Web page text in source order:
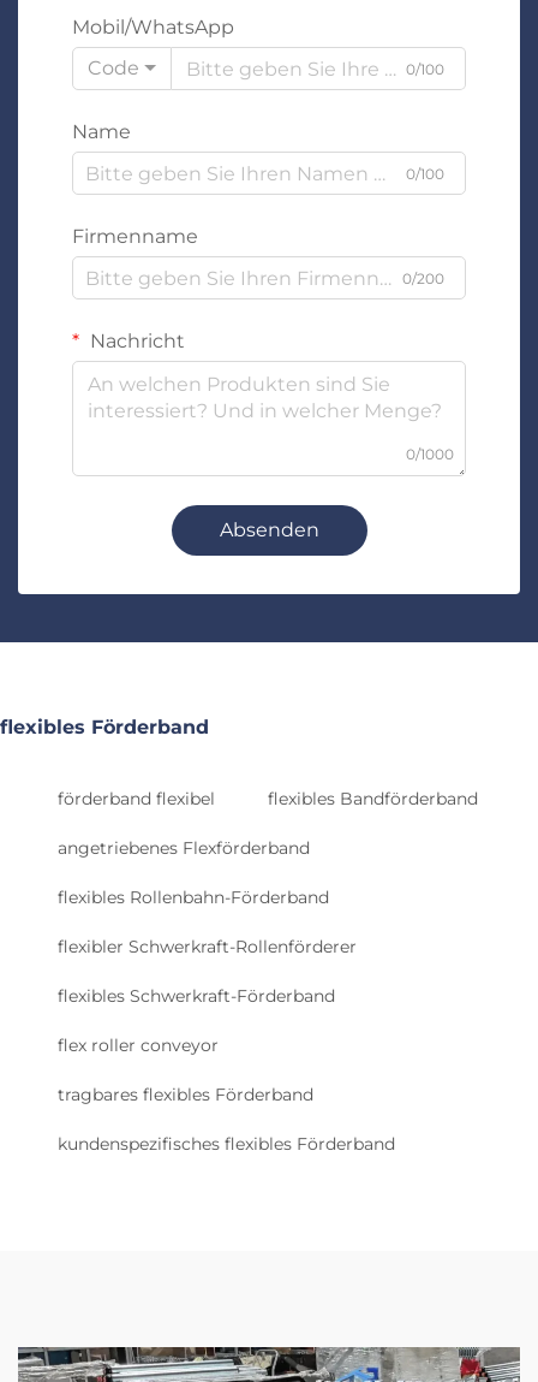
Mobil/WhatsApp
Code
0/100
Name
0/100
Firmenname
0/200
Nachricht
0/1000
Absenden
flexibles Förderband
förderband flexibel flexibles Bandförderband
angetriebenes Flexförderband
flexibles Rollenbahn-Förderband
flexibler Schwerkraft-Rollenförderer
flexibles Schwerkraft-Förderband
flex roller conveyor
tragbares flexibles Förderband
kundenspezifisches flexibles Förderband